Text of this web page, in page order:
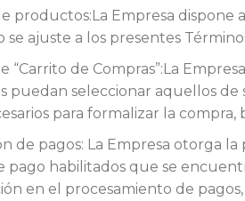
productos:La Empresa
se ajuste a los presentes
“Carrito de Compras”:La
puedan seleccionar aquellos de
para formalizar la
de pagos: La Empresa otorga
pago habilitados que se
en el procesamiento de